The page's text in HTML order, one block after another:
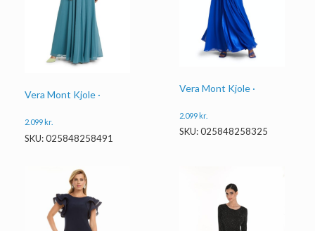
Vera Mont Kjole ·
2.099 kr.
SKU: 025848258491
Vera Mont Kjole ·
2.099kr.
SKU: 025848258325